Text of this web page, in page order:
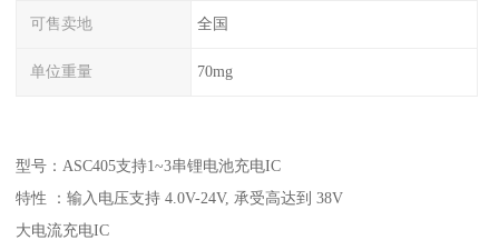
可售卖地 全国
单位重量 70mg
型号：ASC405支持1~3串锂电池充电IC
特性 ：输入电压支持 4.0V-24V, 承受高达到 38V
大电流充电IC